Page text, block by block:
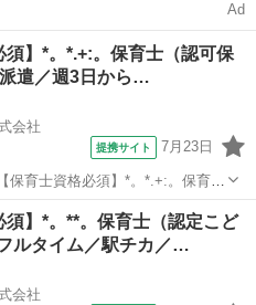
Ad
須】*。*.+:。保育士（認可保
遣／週3日から…
会社
提携サイト 7月23日
ら可／中番帯／短時間勤務／扶
士
須】*。**。保育士（認定こど
ルタイム／駅チカ／…
会社